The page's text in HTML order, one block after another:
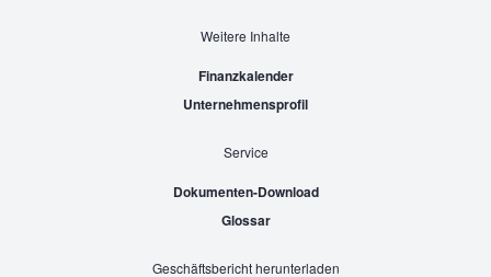
Weitere Inhalte
Finanzkalender
Unternehmensprofil
Service
Dokumenten-Download
Glossar
Geschäftsbericht herunterladen